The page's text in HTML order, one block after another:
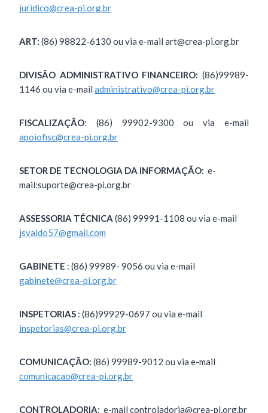
juridico@crea-pi.org.br
ART: (86) 98822-6130 ou via e-mail art@crea-pi.org.br
DIVISÃO ADMINISTRATIVO FINANCEIRO: (86)99989-
1146 ou via e-mail administrativo@crea-pi.org.br
FISCALIZAÇÃO: (86) 99902-9300 ou via e-mail
apoiofisc@crea-pi.org.br
SETOR DE TECNOLOGIA DA INFORMAÇÃO: e-
mail:suporte@crea-pi.org.br
ASSESSORIA TÉCNICA (86) 99991-1108 ou via e-mail
jsvaldo57@gmail.com
GABINETE : (86) 99989- 9056 ou via e-mail
gabinete@crea-pi.org.br
INSPETORIAS : (86)99929-0697 ou via e-mail
inspetorias@crea-pi.org.br
COMUNICAÇÃO: (86) 99989-9012 ou via e-mail
comunicacao@crea-pi.org.br
CONTROLADORIA: e-mail controladoria@crea-pi.org.br